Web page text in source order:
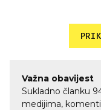
Važna obavijest
Sukladno članku
medijima,